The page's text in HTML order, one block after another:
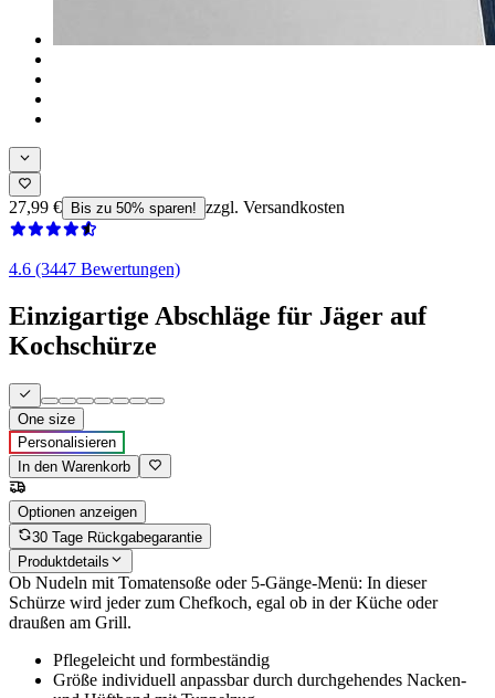
27,99 € Bis zu 50% sparen! zzgl. Versandkosten
4.6 (3447 Bewertungen)
Einzigartige Abschläge für Jäger auf
Kochschürze
One size
Personalisieren
In den Warenkorb
Optionen anzeigen
30 Tage Rückgabegarantie
Produktdetails
Ob Nudeln mit Tomatensoße oder 5-Gänge-Menü: In dieser
Schürze wird jeder zum Chefkoch, egal ob in der Küche oder
draußen am Grill.
Pflegeleicht und formbeständig
Größe individuell anpassbar durch durchgehendes Nacken-